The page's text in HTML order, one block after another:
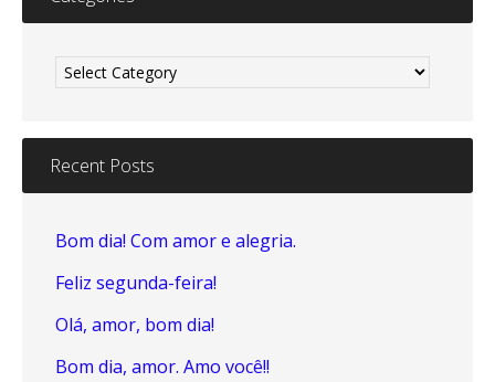
Recent Posts
Bom dia! Com amor e alegria.
Feliz segunda-feira!
Olá, amor, bom dia!
Bom dia, amor. Amo você!!